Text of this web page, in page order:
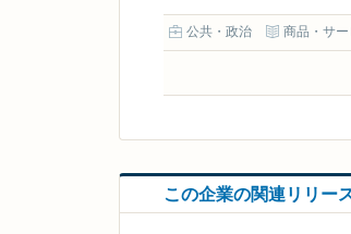
公共・政治 商品・サー
この企業の関連リリー